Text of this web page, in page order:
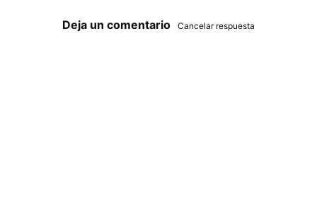
Deja un comentario Cancelar respuesta